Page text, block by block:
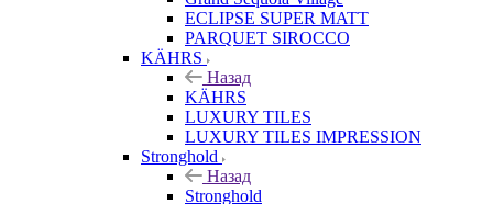
ECLIPSE SUPER MATT
PARQUET SIROCCO
KÄHRS
Назад
KÄHRS
LUXURY TILES
LUXURY TILES IMPRESSION
Stronghold
Назад
Stronghold